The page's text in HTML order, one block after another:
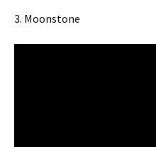
3. Moonstone